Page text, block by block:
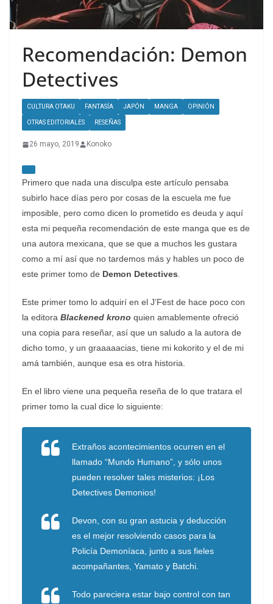
Recomendación: Demon
Detectives
CULTURA OTAKU FANTASÍA JAPÓN MANGA OPINIÓN
OTRAS EDITORIALES RESEÑAS
26 mayo, 2019 Konoko
Primero que nada una disculpa este artículo pensaba
subirlo hace días pero por cosas de la escuela me fue
imposible, pero como dicen lo prometido es deuda y aquí
esta mi pequeña recomendación de este manga que es de
una autora mexicana, que se que a muchos les gustara
como a mí así que no tardemos más y hables un poco de
este primer tomo de Demon Detectives.
Este primer tomo lo adquirí en el J’Fest de hace poco con
la editora Blackened krono quien amablemente ofreció
una copia para reseñar, así que un saludo a la autora de
dicho tomo, y un graaaaacias, tiene mi kokorito y el de mi
amá también, aunque esa es otra historia.
En el libro viene una pequeña reseña de lo que tratara el
primer tomo la cual dice lo siguiente:
Extraños acontecimientos ocurren en el
llamado “Mundo Humano”, y sólo unos
pueden resolver tales misterios: ¡Los
Detectives Demonios!
Devon, con su gran astucia y deducción
es el mejor resolviendo casos para la
Policía Demoníaca, junto a sus fieles
acompañantes, Yamato y Batchi.
Todo pareciera estar bajo control con tan